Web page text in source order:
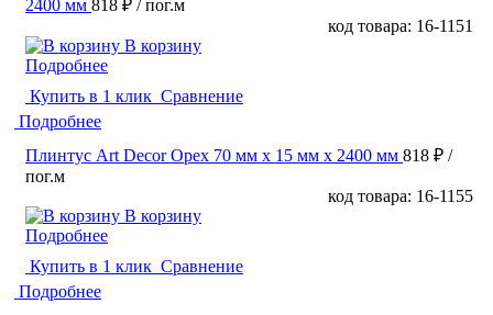
2400 мм 818 ₽ / пог.м
код товара: 16-1151
В корзину
Подробнее
Купить в 1 клик Сравнение
Подробнее
Плинтус Art Decor Орех 70 мм х 15 мм х 2400 мм 818 ₽ /
пог.м
код товара: 16-1155
В корзину
Подробнее
Купить в 1 клик Сравнение
Подробнее